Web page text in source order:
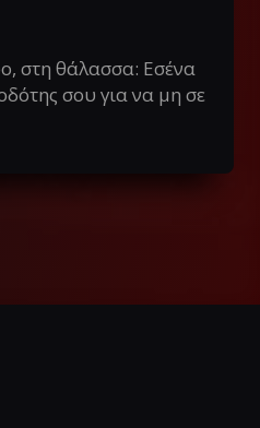
στη θάλασσα: Εσένα
σου για να μη σε